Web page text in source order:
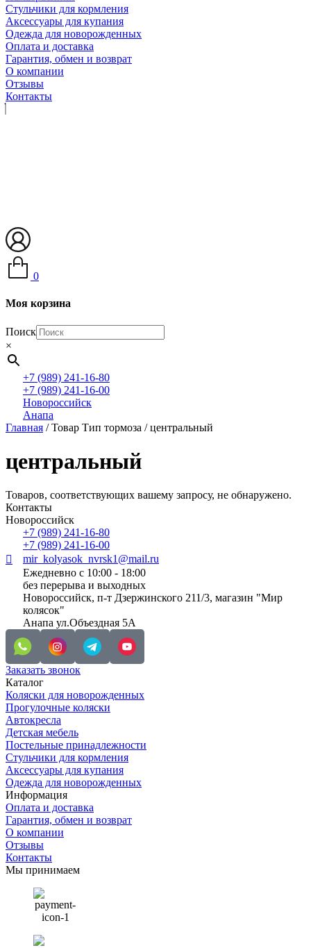
Стульчики для кормления
Аксессуары для купания
Одежда для новорожденных
Оплата и доставка
Гарантия, обмен и возврат
О компании
Отзывы
Контакты
0
Моя корзина
Поиск
×
+7 (989) 241-16-80
+7 (989) 241-16-00
Новороссийск
Анапа
Главная / Товар Тип тормоза / центральный
центральный
Товаров, соответствующих вашему запросу, не обнаружено.
Контакты
Новороссийск
+7 (989) 241-16-80
+7 (989) 241-16-00
mir_kolyasok_nvrsk1@mail.ru
Ежедневно с 10:00 - 18:00
без перерыва и выходных
Новороссийск, п-т Дзержинского 211/3, магазин "Мир
колясок"
Анапа ул.Объездная 5А
Заказать звонок
Каталог
Коляски для новорожденных
Прогулочные коляски
Автокресла
Детская мебель
Постельные принадлежности
Стульчики для кормления
Аксессуары для купания
Одежда для новорожденных
Информация
Оплата и доставка
Гарантия, обмен и возврат
О компании
Отзывы
Контакты
Мы принимаем